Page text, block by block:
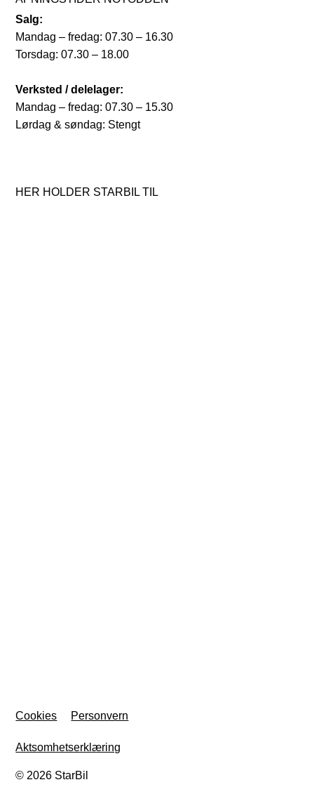
Salg:
Mandag – fredag: 07.30 – 16.30
Torsdag: 07.30 – 18.00
Verksted / delelager:
Mandag – fredag: 07.30 – 15.30
Lørdag & søndag: Stengt
HER HOLDER STARBIL TIL
Personvern
Aktsomhetserklæring
Cookies
© 2026 StarBil